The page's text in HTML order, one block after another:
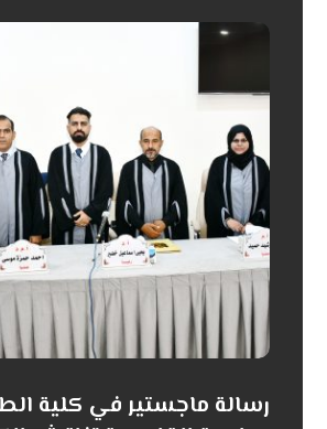
رسالة ماجستير في كلية